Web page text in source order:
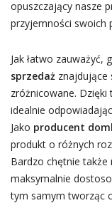
opuszczający nasze
przyjemności swoich
Jak łatwo zauważyć,
sprzedażznajdujące
zróżnicowane.
idealnie
Jako producent
produkt o różnych
Bardzo chętnie
maksymalnie
tym samym tworząc